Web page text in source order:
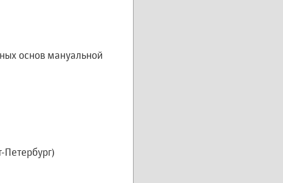
основ мануальной